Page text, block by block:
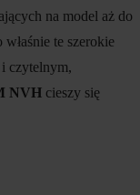
na model aż do
te szerokie
czytelnym,
NVH cieszy się